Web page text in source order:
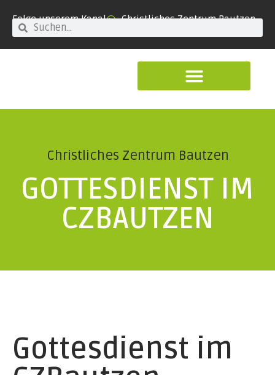
Folge unserem Kanal Christliches Zentrum Bautzen
Christliches Zentrum Bautzen
GOTTESDIENST IM
CZBAUTZEN
Gottesdienst im